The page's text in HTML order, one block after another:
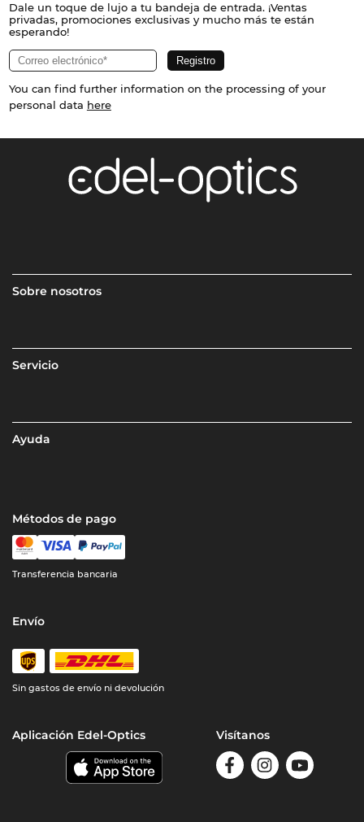
Dale un toque de lujo a tu bandeja de entrada. ¡Ventas
privadas, promociones exclusivas y mucho más te están
esperando!
You can find further information on the processing of your
personal data here
Sobre nosotros
Servicio
Ayuda
Métodos de pago
Transferencia bancaria
Envío
Sin gastos de envío ni devolución
Aplicación Edel-Optics Visítanos